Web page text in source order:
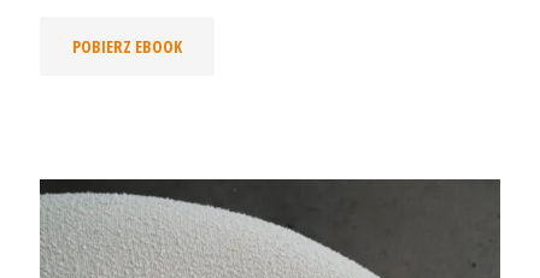
POBIERZ EBOOK